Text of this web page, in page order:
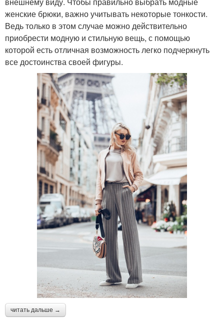
женские брюки, важно учитывать некоторые тонкости.
Ведь только в этом случае можно действительно
приобрести модную и стильную вещь, с помощью
которой есть отличная возможность легко подчеркнуть
все достоинства своей фигуры.
читать дальше →